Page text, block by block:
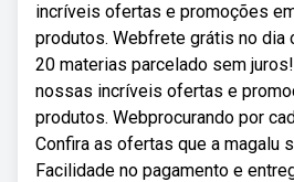
incríveis ofertas e promoções
produtos. Webfrete grátis no dia
20 materias parcelado sem
nossas incríveis ofertas e
produtos. Webprocurando por
Confira as ofertas que a magalu
Facilidade no pagamento e